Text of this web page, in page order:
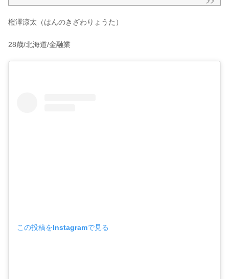
榿澤涼太（はんのきざわりょうた）
28歳/北海道/金融業
この投稿をInstagramで見る